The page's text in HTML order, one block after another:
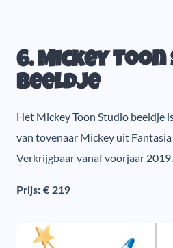
6. Mickey
beeldje
Het Mickey Toon Studio beeldje
van tovenaar Mickey uit Fantasia
Verkrijgbaar vanaf voorjaar 2019.
Prijs: € 219